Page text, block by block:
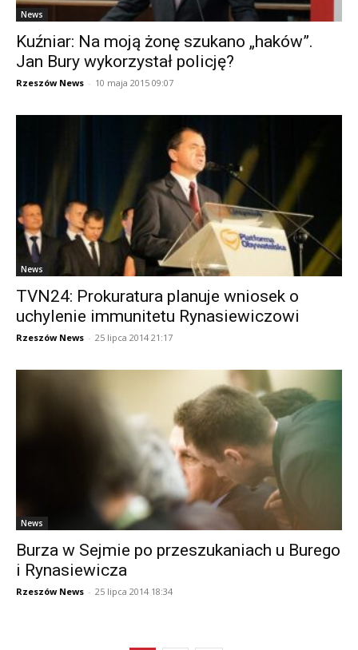
News
Kuźniar: Na moją żonę szukano „haków”.
Jan Bury wykorzystał policję?
Rzeszów News - 10 maja 2015 09:07
News
TVN24: Prokuratura planuje wniosek o
uchylenie immunitetu Rynasiewiczowi
Rzeszów News - 25 lipca 2014 21:17
News
Burza w Sejmie po przeszukaniach u Burego
i Rynasiewicza
Rzeszów News - 25 lipca 2014 18:34